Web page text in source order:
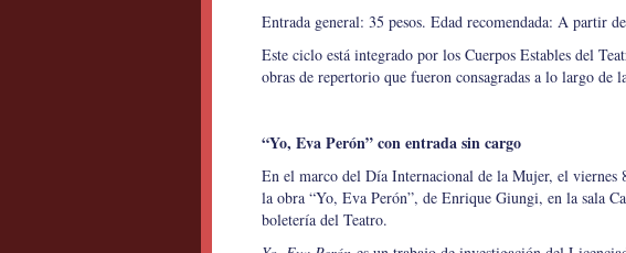
Entrada general: 35 pesos. Edad recomendada: A partir
Este ciclo está integrado por los Cuerpos Estables del
obras de repertorio que fueron consagradas a lo largo de
“Yo, Eva Perón” con entrada sin cargo
En el marco del Día Internacional de la Mujer, el viernes
la obra “Yo, Eva Perón”, de Enrique Giungi, en la sala
boletería del Teatro.